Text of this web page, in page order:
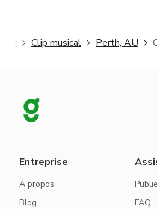
Clip musical Perth, AU
Entreprise
À propos
Blog
FAQ